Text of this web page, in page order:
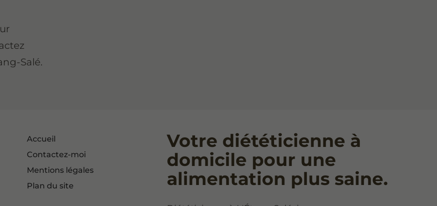
Salé.
Accueil
Contactez-moi
Mentions légales
Plan du site
Votre diététicienne à
domicile pour une
alimentation plus saine.